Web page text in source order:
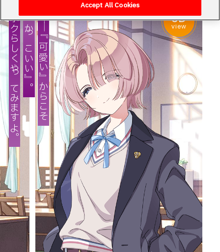
―
―『可愛い』からこそ
『かっこいい』。
ボクらしくやってみますよ。 3D
view
Accept All Cookies